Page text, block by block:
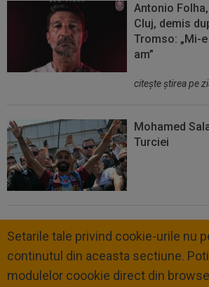
Antonio
Cluj, demis
Tromso: „Mi-
am”
citeşte ştirea pe
Mohamed
Turciei
Setarile tale privind cookie-urile nu
continutul din aceasta sectiune.
modulelor coookie direct din